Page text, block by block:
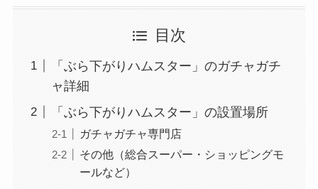
目次
「ぶら下がりハムスター」のガチャガチ
ャ詳細
「ぶら下がりハムスター」の設置場所
ガチャガチャ専門店
その他（総合スーパー・ショッピングモ
ールなど）